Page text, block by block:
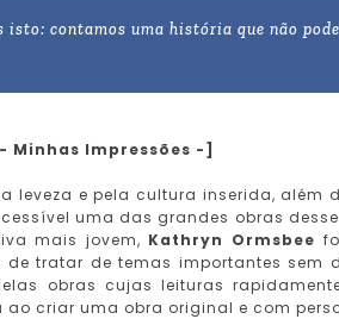
contamos uma história que não
Minhas Impressões -]
leveza e pela cultura inserida, além
uma das grandes obras
mais jovem, Kathryn Ormsbee
tratar de temas importantes sem
obras cujas leituras
criar uma obra original e com